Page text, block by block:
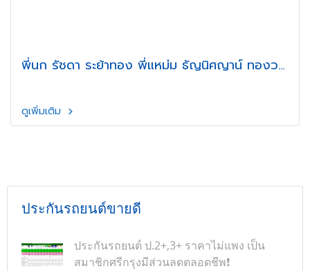
พี่นก รัชดา ระย้าทอง พี่แหม่ม ธัญนิศญาน์ ทองวง
ดูเพิ่มเติม
ประกันรถยนต์ขายดี
ประกันรถยนต์ ป.2+,3+ ราคาไม่แพง เป็น
สมาชิกศรีกรุงมีส่วนลดตลอดชีพ❗